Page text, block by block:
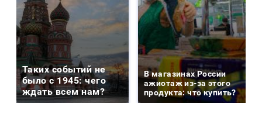
Таких событий не
было с 1945: чего
ждать всем нам?
В магазинах России
ажиотаж из-за этого
продукта: что купить?